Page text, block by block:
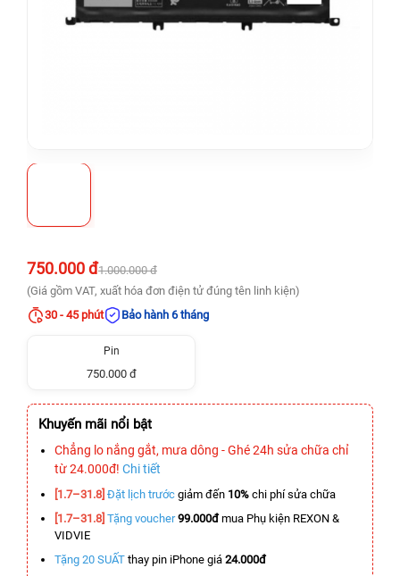
750.000 đ1.000.000 đ
(Giá gồm VAT, xuất hóa đơn điện tử đúng tên linh kiện)
30 - 45 phút
Bảo hành 6 tháng
Pin
750.000 đ
Khuyến mãi nổi bật
Chẳng lo nắng gắt, mưa dông - Ghé 24h sửa chữa chỉ
từ 24.000đ! Chi tiết
[1.7–31.8] Đặt lịch trước giảm đến 10% chi phí sửa chữa
[1.7–31.8] Tặng voucher 99.000đmua Phụ kiện REXON &
VIDVIE
Tặng 20 SUẤT thay pin iPhone giá 24.000đ